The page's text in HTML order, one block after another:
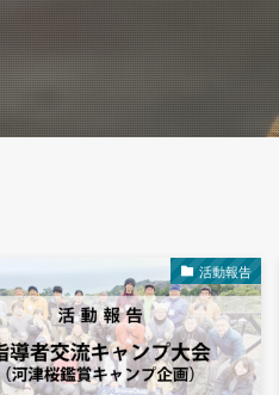
活動報告